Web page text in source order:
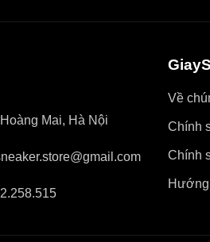
Mai, Hà Nội
Về
Chính
Chính